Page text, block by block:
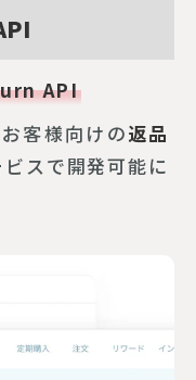
API
客様向けの返品
スで開発可能に